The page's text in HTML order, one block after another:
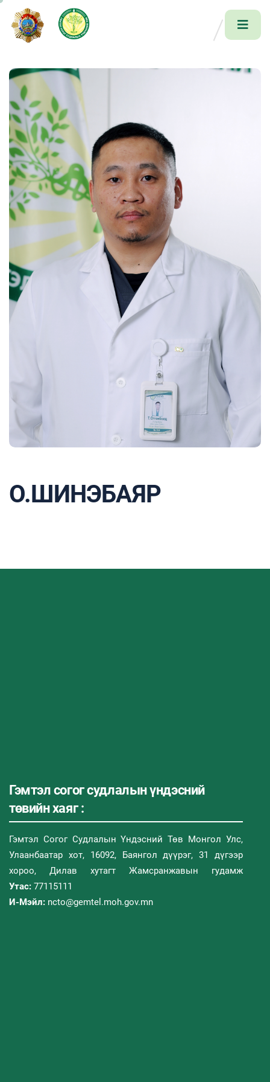
О.ШИНЭБАЯР
Гэмтэл согог судлалын үндэсний
төвийн хаяг :
Гэмтэл Согог Судлалын Үндэсний Төв Монгол Улс,
Улаанбаатар хот, 16092, Баянгол дүүрэг, 31 дүгээр
хороо, Дилав хутагт Жамсранжавын гудамж
Утас: 77115111
И-Мэйл: ncto@gemtel.moh.gov.mn